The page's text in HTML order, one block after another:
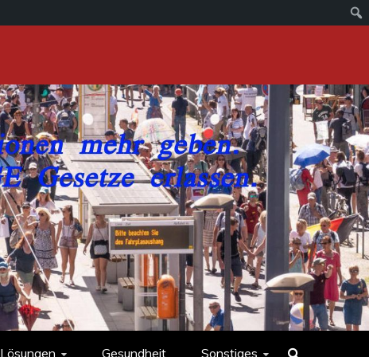
Lösungen Gesundheit Sonstiges